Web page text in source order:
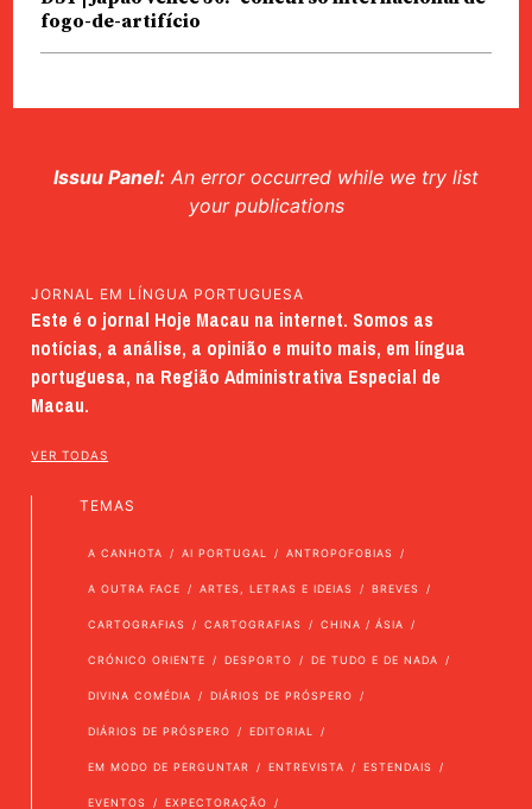
fogo-de-artifício
Issuu Panel: An error occurred while we try list
your publications
JORNAL EM LÍNGUA PORTUGUESA
Este é o jornal Hoje Macau na internet. Somos as
notícias, a análise, a opinião e muito mais, em língua
portuguesa, na Região Administrativa Especial de
Macau.
VER TODAS
TEMAS
A CANHOTA AI PORTUGAL ANTROPOFOBIAS
A OUTRA FACE ARTES, LETRAS E IDEIAS BREVES
CARTOGRAFIAS CARTOGRAFIAS CHINA / ÁSIA
CRÓNICO ORIENTE DESPORTO DE TUDO E DE NADA
DIVINA COMÉDIA DIÁRIOS DE PRÓSPERO
DIÁRIOS DE PRÓSPERO EDITORIAL
EM MODO DE PERGUNTAR ENTREVISTA ESTENDAIS
EVENTOS EXPECTORAÇÃO